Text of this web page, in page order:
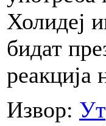
Холидеј
бидат
реакција
Извор: